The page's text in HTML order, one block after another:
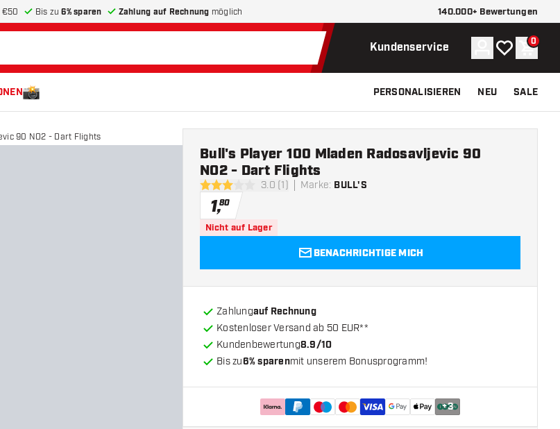
Bis zu6% sparen Zahlung auf Rechnung möglich 140.000+ Bewertungen
Kundenservice Konto
Meine 0
PERSONALISIEREN NEU SALE
90 NO2 - Dart Flights
3 Bewertungssterne
3.0 (1) Marke: BULL'S
Bull's Player 100 Mladen Radosavljevic 90
NO2 - Dart Flights
1,80
Nicht auf Lager
BENACHRICHTIGE MICH
Zahlungauf Rechnung
Kostenloser Versand ab 50 EUR**
Kundenbewertung8.9/10
Bis zu6% sparenmit unserem Bonusprogramm!
+3